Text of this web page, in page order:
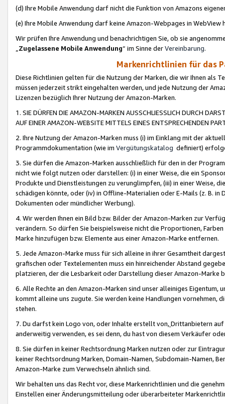
(d) Ihre Mobile Anwendung darf nicht die Funktion von Amazons
(e) Ihre Mobile Anwendung darf keine Amazon-Webpages in WebView
Wir prüfen Ihre Anwendung und benachrichtigen Sie, ob sie
„Zugelassene Mobile Anwendung“ im Sinne derVereinbarung.
Markenrichtlinien für das
Diese Richtlinien gelten für die Nutzung der Marken, die wir Ihnen als
müssen jederzeit strikt eingehalten werden, und jede Nutzung der
Lizenzen bezüglich Ihrer Nutzung der Amazon-Marken.
1. SIE DÜRFEN DIE AMAZON-MARKEN AUSSCHLIESSLICH DURCH
AUF EINER AMAZON-WEBSITE MITTELS EINES ENTSPRECHENDEN
2. Ihre Nutzung der Amazon-Marken muss (i) im Einklang mit der
Programmdokumentation (wie im Vergütungskatalog definiert)
3. Sie dürfen die Amazon-Marken ausschließlich für den in der
nicht wie folgt nutzen oder darstellen: (i) in einer Weise, die ein
Produkte und Dienstleistungen zu verunglimpfen, (iii) in einer Weise,
schädigen könnte, oder (iv) in Offline-Materialien oder E-Mails (z. B. in
Dokumenten oder mündlicher Werbung).
4. Wir werden Ihnen ein Bild bzw. Bilder der Amazon-Marken zur
verändern. So dürfen Sie beispielsweise nicht die Proportionen,
Marke hinzufügen bzw. Elemente aus einer Amazon-Marke entfernen.
5. Jede Amazon-Marke muss für sich alleine in ihrer Gesamtheit
grafischen oder Textelementen muss ein hinreichender Abstand
platzieren, der die Lesbarkeit oder Darstellung dieser Amazon-Marke
6. Alle Rechte an den Amazon-Marken sind unser alleiniges
kommt alleine uns zugute. Sie werden keine Handlungen vornehmen,
stehen.
7. Du darfst kein Logo von, oder Inhalte erstellt von,Drittanbietern auf
anderweitig verwenden, es sei denn, du hast von diesem Verkäufer
8. Sie dürfen in keiner Rechtsordnung Marken nutzen oder zur
keiner Rechtsordnung Marken, Domain-Namen, Subdomain-Namen,
Amazon-Marke zum Verwechseln ähnlich sind.
Wir behalten uns das Recht vor, diese Markenrichtlinien und die
Einstellen einer Änderungsmitteilung oder überarbeiteter